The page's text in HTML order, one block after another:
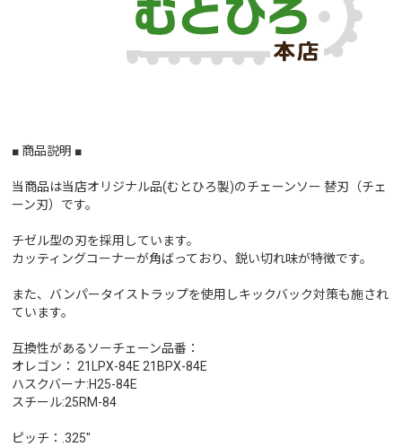
■ 商品説明 ■
当商品は当店オリジナル品(むとひろ製)のチェーンソー 替刃（チェ
ーン刃）です。
チゼル型の刃を採用しています。
カッティングコーナーが角ばっており、鋭い切れ味が特徴です。
また、バンパータイストラップを使用しキックバック対策も施され
ています。
互換性があるソーチェーン品番：
オレゴン： 21LPX-84E 21BPX-84E
ハスクバーナ:H25-84E
スチール:25RM-84
ピッチ：.325"